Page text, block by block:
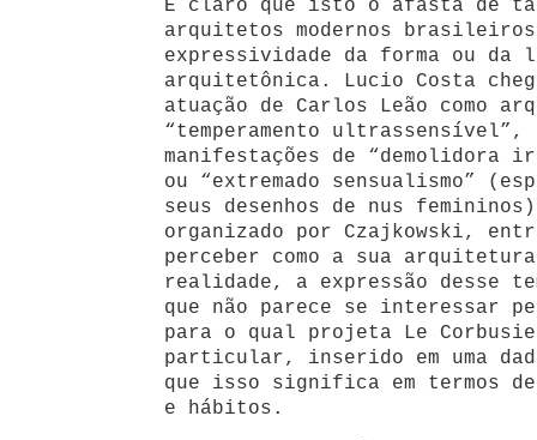
É claro que isto o afasta de
arquitetos modernos
expressividade da forma ou da
arquitetônica. Lucio Costa
atuação de Carlos Leão como
“temperamento ultrassensível”,
manifestações de “demolidora
ou “extremado sensualismo”
seus desenhos de nus
organizado por Czajkowski,
perceber como a sua
realidade, a expressão desse
que não parece se interessar
para o qual projeta Le
particular, inserido em uma
que isso significa em termos
e hábitos.